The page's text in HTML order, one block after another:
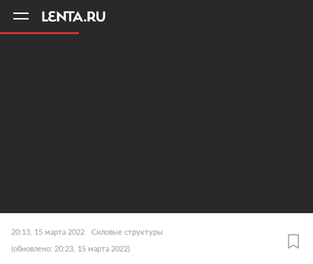
20:13, 15 марта 2022 Силовые структуры
(обновлено: 20:23, 15 марта 2022)